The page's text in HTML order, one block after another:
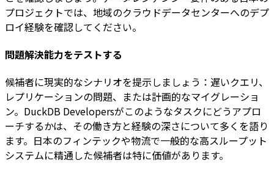
プロジェクトでは、地域のクラウドデータセンターへのデプ
ロイ経験を確認してください。
問題解決能力をテストする
候補者に現実的なシナリオを提示しましょう：遅いクエリ、
レプリケーションの問題、または計画的なマイグレーショ
ン。DuckDB Developersがこのようなタスクにどうアプロ
ーチするかは、その働き方と経験の深さについて多くを語り
ます。日本のフィンテックや物流で一般的な高スループット
システムに精通した候補者は特に価値があります。